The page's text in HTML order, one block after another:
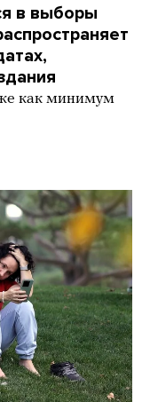
в выборы
как минимум